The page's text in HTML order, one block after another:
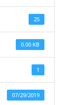
25
0.00 KB
1
07/29/2019